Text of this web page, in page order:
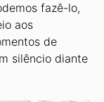
fazê-lo,
aos
de
silêncio diante